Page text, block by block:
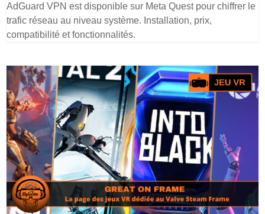
AdGuard VPN est disponible sur Meta Quest pour chiffrer le
trafic réseau au niveau système. Installation, prix,
compatibilité et fonctionnalités.